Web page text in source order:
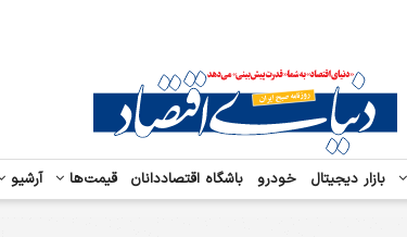
بازار دیجیتال خودرو باشگاه اقتصاددانان قیمت‌ها آرشیو